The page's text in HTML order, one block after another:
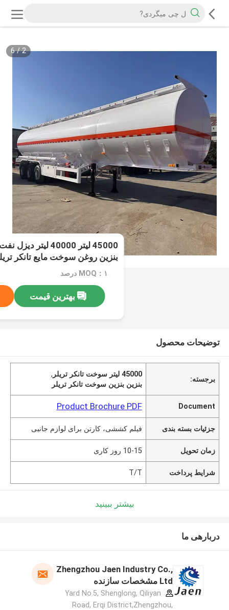
2
/
6
بنزین روغن سوخت مایع تانکر
MOQ：۱ درصد
بهترین قیمت
توضیحات محصول
برجسته:
45000 لیتر سوخت تانکر تریلر
,
بنزین بنزین سوخت تانکر تریلر
Document
Product Brochure PDF
جزئیات بسته بندی فیلم کششی، کارتن برای لوازم جانبی
زمان تحویل 10-15 روز کاری
شرایط پرداخت T/T
بیشتر ببینید
دربارهی ما
Zhengzhou Jaen Industry Co.,
Ltd مشخصات سازنده
Yard No.5, Shenglong, Qiliyan
Road, Erqi District,Zhengzhou,